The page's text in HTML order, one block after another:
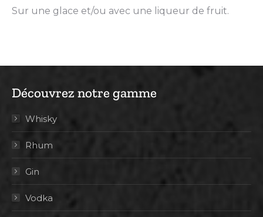
Sur une glace et/ou avec une liqueur de fruit.
Découvrez notre gamme
Whisky
Rhum
Gin
Vodka